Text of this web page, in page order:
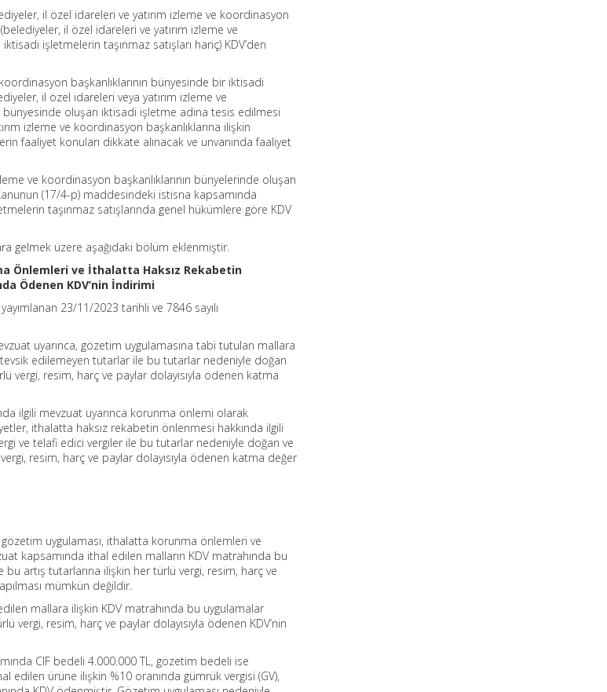
il özel idareleri ve yatırım izleme ve koordinasyon
il özel idareleri ve yatırım izleme ve
işletmelerin taşınmaz satışları hariç) KDV’den
başkanlıklarının bünyesinde bir iktisadi
il özel idareleri veya yatırım izleme ve
bünyesinde oluşan iktisadi işletme adına tesis edilmesi
izleme ve koordinasyon başkanlıklarına ilişkin
faaliyet konuları dikkate alınacak ve unvanında faaliyet
ve koordinasyon başkanlıklarının bünyelerinde oluşan
(17/4-p) maddesindeki istisna kapsamında
taşınmaz satışlarında genel hükümlere göre KDV
gelmek üzere aşağıdaki bölüm eklenmiştir.
Önlemleri ve İthalatta Haksız Rekabetin
Ödenen KDV’nin İndirimi
23/11/2023 tarihli ve 7846 sayılı
uyarınca, gözetim uygulamasına tabi tutulan mallara
edilemeyen tutarlar ile bu tutarlar nedeniyle doğan
vergi, resim, harç ve paylar dolayısıyla ödenen katma
ilgili mevzuat uyarınca korunma önlemi olarak
ithalatta haksız rekabetin önlenmesi hakkında ilgili
ve telafi edici vergiler ile bu tutarlar nedeniyle doğan ve
resim, harç ve paylar dolayısıyla ödenen katma değer
gözetim uygulaması, ithalatta korunma önlemleri ve
kapsamında ithal edilen malların KDV matrahında bu
artış tutarlarına ilişkin her türlü vergi, resim, harç ve
mümkün değildir.
mallara ilişkin KDV matrahında bu uygulamalar
vergi, resim, harç ve paylar dolayısıyla ödenen KDV’nin
CIF bedeli 4.000.000 TL, gözetim bedeli ise
edilen ürüne ilişkin %10 oranında gümrük vergisi (GV),